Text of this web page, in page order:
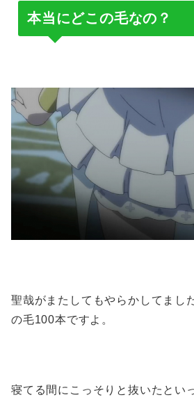
本当にどこの毛なの？
聖哉がまたしてもやらかしてまし
の毛100本ですよ。
寝てる間にこっそりと抜いたとい